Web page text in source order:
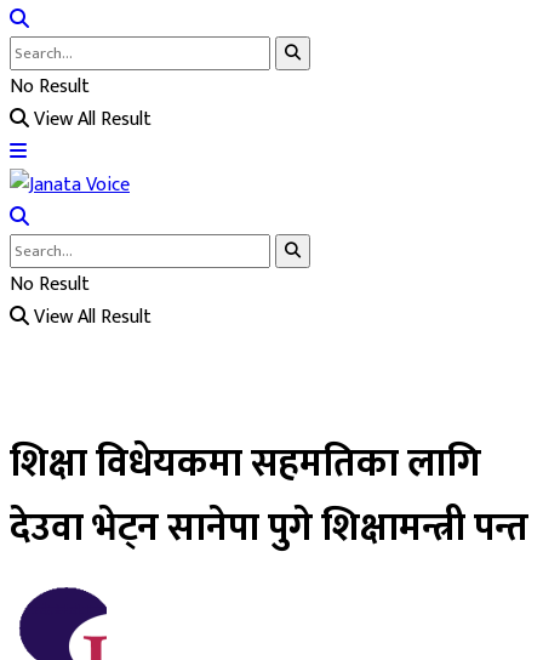
No Result
View All Result
No Result
View All Result
शिक्षा विधेयकमा सहमतिका लागि
देउवा भेट्न सानेपा पुगे शिक्षामन्त्री पन्त